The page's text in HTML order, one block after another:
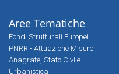
Aree Tematiche
Fondi Strutturali Europei
PNRR - Attuazione Misure
Anagrafe, Stato Civile
Urbanistica